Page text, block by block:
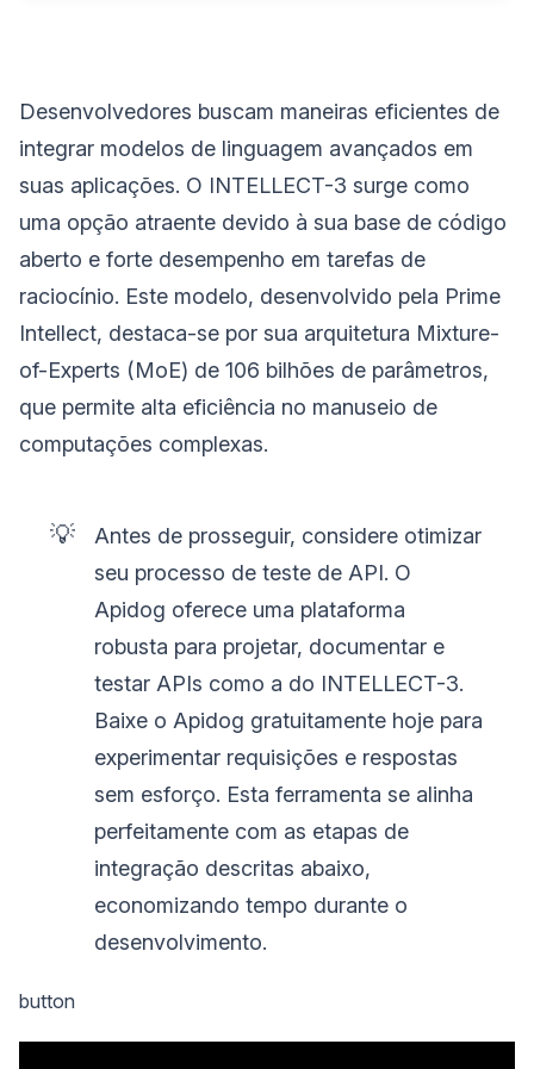
Desenvolvedores buscam maneiras eficientes de
integrar modelos de linguagem avançados em
suas aplicações. O INTELLECT-3 surge como
uma opção atraente devido à sua base de código
aberto e forte desempenho em tarefas de
raciocínio. Este modelo, desenvolvido pela Prime
Intellect, destaca-se por sua arquitetura Mixture-
of-Experts (MoE) de 106 bilhões de parâmetros,
que permite alta eficiência no manuseio de
computações complexas.
💡
Antes de prosseguir, considere otimizar
seu processo de teste de API. O
Apidog oferece uma plataforma
robusta para projetar, documentar e
testar APIs como a do INTELLECT-3.
Baixe o Apidog gratuitamente hoje para
experimentar requisições e respostas
sem esforço. Esta ferramenta se alinha
perfeitamente com as etapas de
integração descritas abaixo,
economizando tempo durante o
desenvolvimento.
button